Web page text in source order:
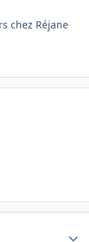
chez Réjane